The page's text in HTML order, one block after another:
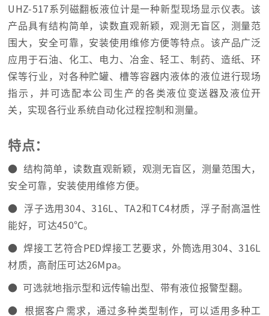
UHZ-517系列磁翻板液位计是一种新型现场显示仪表。该
产品具有结构简单，读数直观新颖，观测无盲区，测量范
围大，安全可靠，安装使用维修方便等特点。该产品广泛
应用于石油、化工、电力、冶金、轻工、制药、造纸、环
保等行业，对各种贮罐、槽等容器内液体的液位进行现场
指示，并可选配本公司生产的各类液位变送器及液位开
关，实现各行业系统自动化过程控制和测量。
特点：
● 结构简单，读数直观新颖，观测无盲区，测量范围大，
安全可靠，安装使用维修方便。
● 浮子选用304、316L、TA2和TC4材质，浮子耐高温性
能好，可达450℃。
● 焊接工艺符合PED焊接工艺要求，外筒选用304、316L
材质，高耐压可达26Mpa。
● 可选就地指示型和远传输出型、带有液位报警型翻。
● 根据客户需求，通过多种类型制作，可以适用多种工